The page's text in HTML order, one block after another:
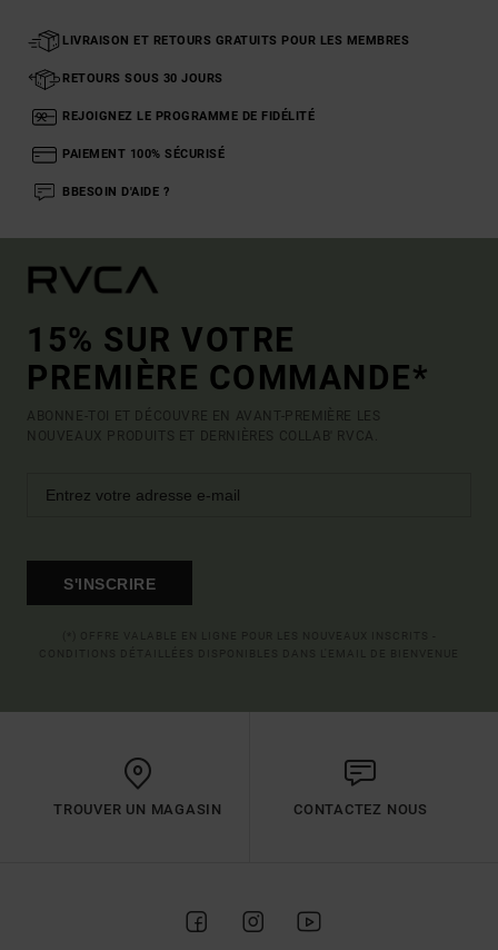
LIVRAISON ET RETOURS GRATUITS POUR LES MEMBRES
RETOURS SOUS 30 JOURS
REJOIGNEZ LE PROGRAMME DE FIDÉLITÉ
PAIEMENT 100% SÉCURISÉ
BBESOIN D'AIDE ?
15% SUR VOTRE
PREMIÈRE COMMANDE*
ABONNE-TOI ET DÉCOUVRE EN AVANT-PREMIÈRE LES
NOUVEAUX PRODUITS ET DERNIÈRES COLLAB' RVCA.
S'INSCRIRE
TROUVER UN MAGASIN CONTACTEZ NOUS